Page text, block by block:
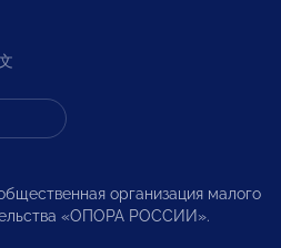
организация малого
«ОПОРА РОССИИ».